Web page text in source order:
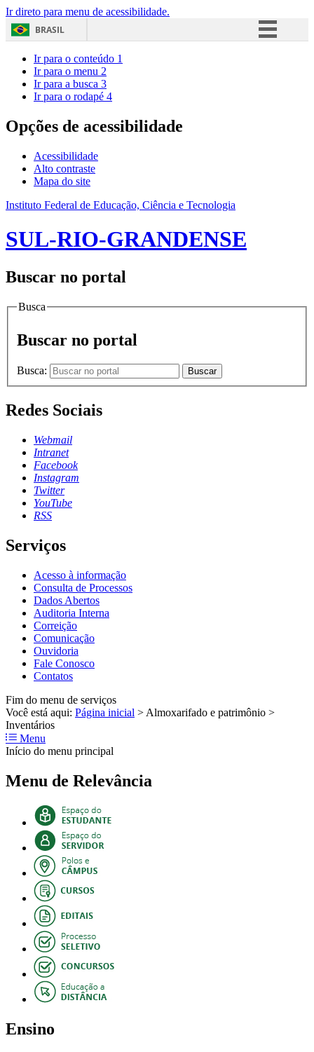
Ir direto para menu de acessibilidade.
BRASIL
Acesso à informação
Ir para o conteúdo 1
Ir para o menu 2
Ir para a busca 3
Ir para o rodapé 4
Opções de acessibilidade
Acessibilidade
Alto contraste
Mapa do site
Instituto Federal de Educação, Ciência e Tecnologia
SUL-RIO-GRANDENSE
Buscar no portal
Busca
Buscar no portal
Busca: Buscar
Redes Sociais
Webmail
Intranet
Facebook
Instagram
Twitter
YouTube
RSS
Serviços
Acesso à informação
Consulta de Processos
Dados Abertos
Auditoria Interna
Correição
Comunicação
Ouvidoria
Fale Conosco
Contatos
Fim do menu de serviços
Você está aqui: Página inicial > Almoxarifado e patrimônio >
Inventários
Menu
Início do menu principal
Menu de Relevância
Ensino